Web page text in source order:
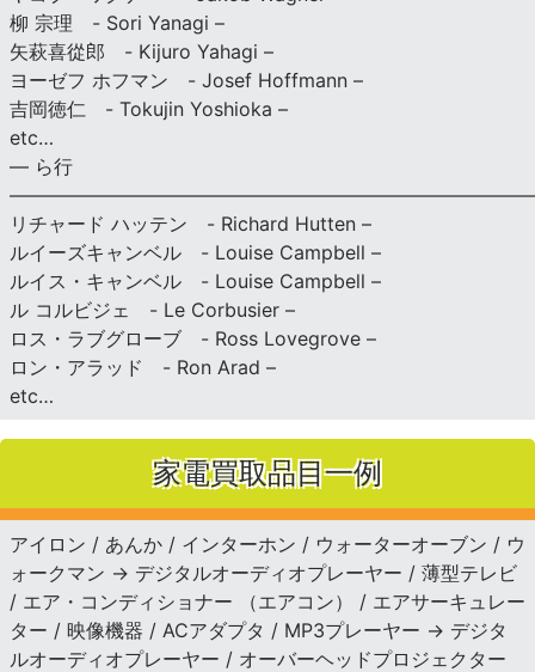
柳 宗理 - Sori Yanagi –
矢萩喜從郎 - Kijuro Yahagi –
ヨーゼフ ホフマン - Josef Hoffmann –
吉岡徳仁 - Tokujin Yoshioka –
etc…
— ら行
リチャード ハッテン - Richard Hutten –
ルイーズキャンベル - Louise Campbell –
ルイス・キャンベル - Louise Campbell –
ル コルビジェ - Le Corbusier –
ロス・ラブグローブ - Ross Lovegrove –
ロン・アラッド - Ron Arad –
etc…
家電買取品目一例
アイロン / あんか / インターホン / ウォーターオーブン / ウ
ォークマン → デジタルオーディオプレーヤー / 薄型テレビ
/ エア・コンディショナー （エアコン） / エアサーキュレー
ター / 映像機器 / ACアダプタ / MP3プレーヤー → デジタ
ルオーディオプレーヤー / オーバーヘッドプロジェクター